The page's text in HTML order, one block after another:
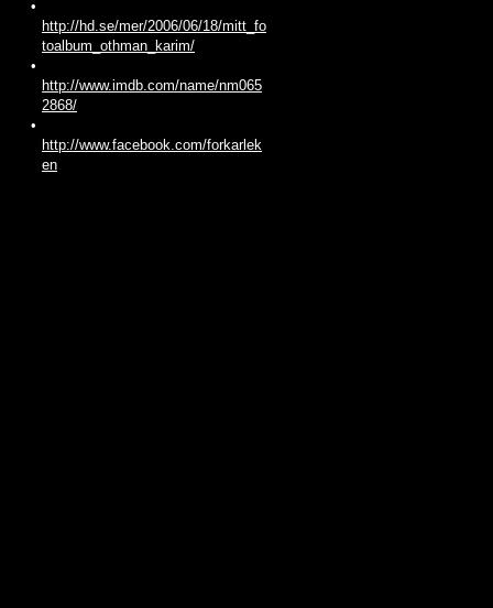
•
http://hd.se/mer/2006/06/18/mitt_fo
toalbum_othman_karim/
•
http://www.imdb.com/name/nm065
2868/
•
http://www.facebook.com/forkarlek
en